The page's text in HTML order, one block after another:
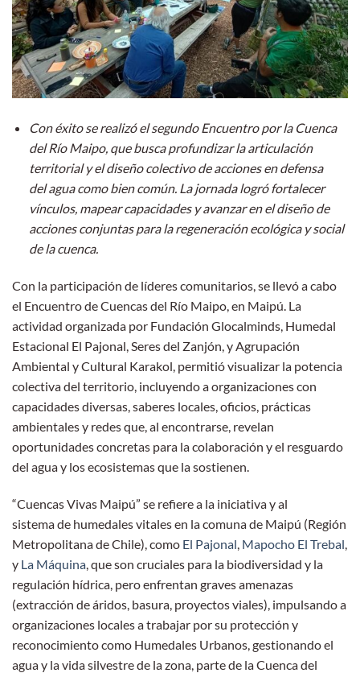
Con éxito se realizó el segundo Encuentro por la Cuenca
del Río Maipo, que busca profundizar la articulación
territorial y el diseño colectivo de acciones en defensa
del agua como bien común. La jornada logró fortalecer
vínculos, mapear capacidades y avanzar en el diseño de
acciones conjuntas para la regeneración ecológica y social
de la cuenca.
Con la participación de líderes comunitarios, se llevó a cabo
el Encuentro de Cuencas del Río Maipo, en Maipú. La
actividad organizada por Fundación Glocalminds, Humedal
Estacional El Pajonal, Seres del Zanjón, y Agrupación
Ambiental y Cultural Karakol, permitió visualizar la potencia
colectiva del territorio, incluyendo a organizaciones con
capacidades diversas, saberes locales, oficios, prácticas
ambientales y redes que, al encontrarse, revelan
oportunidades concretas para la colaboración y el resguardo
del agua y los ecosistemas que la sostienen.
“Cuencas Vivas Maipú” se refiere a la iniciativa y al
sistema de humedales vitales en la comuna de Maipú (Región
Metropolitana de Chile), como El Pajonal Mapocho El Trebal
y La Máquina , que son cruciales para la biodiversidad y la
regulación hídrica, pero enfrentan graves amenazas
(extracción de áridos, basura, proyectos viales), impulsando a
organizaciones locales a trabajar por su protección y
reconocimiento como Humedales Urbanos, gestionando el
agua y la vida silvestre de la zona, parte de la Cuenca del